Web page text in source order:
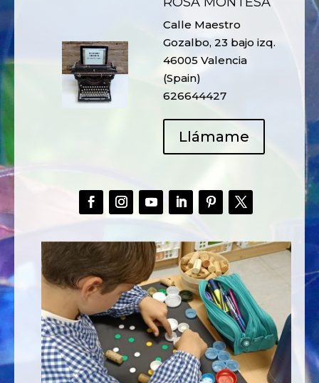
Calle Maestro
Gozalbo, 23 bajo izq.
46005 Valencia
(Spain)
626644427
Llámame